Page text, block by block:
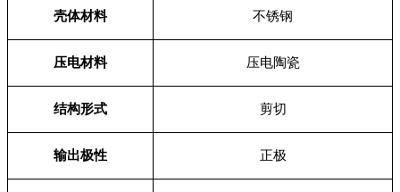
壳体材料 不锈钢
压电材料 压电陶瓷
结构形式 剪切
输出极性 正极